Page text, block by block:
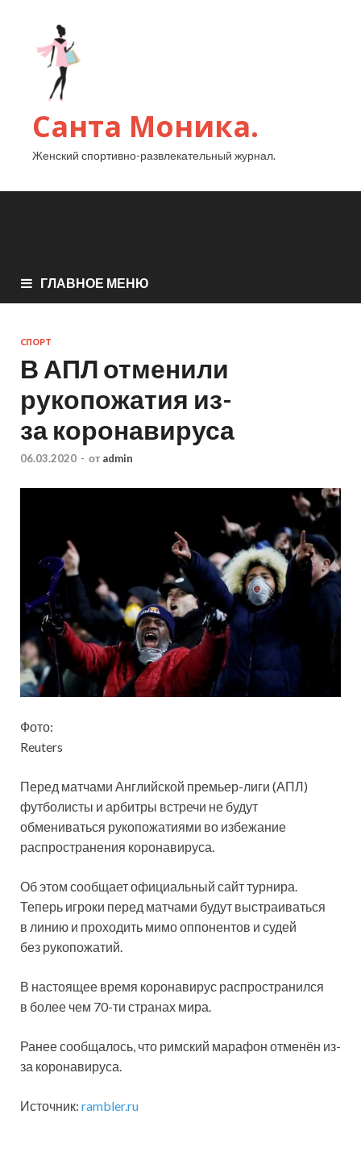
Санта Моника.
Женский спортивно-развлекательный журнал.
ГЛАВНОЕ МЕНЮ
СПОРТ
В АПЛ отменили
рукопожатия из-
за коронавируса
06.03.2020 - от admin
Фото:
Reuters
Перед матчами Английской премьер-лиги (АПЛ)
футболисты и арбитры встречи не будут
обмениваться рукопожатиями во избежание
распространения коронавируса.
Об этом сообщает официальный сайт турнира.
Теперь игроки перед матчами будут выстраиваться
в линию и проходить мимо оппонентов и судей
без рукопожатий.
В настоящее время коронавирус распространился
в более чем 70-ти странах мира.
Ранее сообщалось, что римский марафон отменён из-
за коронавируса.
Источник: rambler.ru